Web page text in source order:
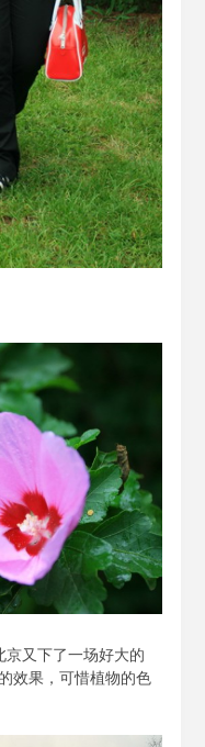
又下了一场好大的
效果，可惜植物的色